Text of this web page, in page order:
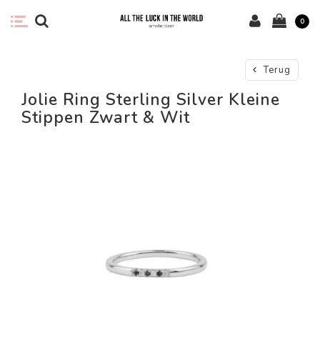
0
Terug
Jolie Ring Sterling Silver Kleine
Stippen Zwart & Wit